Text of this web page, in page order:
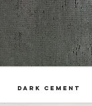
dark cement